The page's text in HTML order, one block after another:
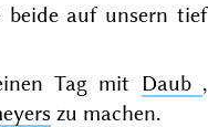
beide auf unsern tief
Tag mit Daub ,
zu machen.